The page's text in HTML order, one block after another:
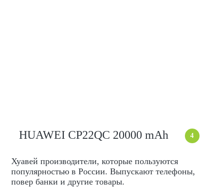
HUAWEI CP22QC 20000 mAh 4
Хуавей производители, которые пользуются
популярностью в России. Выпускают телефоны,
повер банки и другие товары.